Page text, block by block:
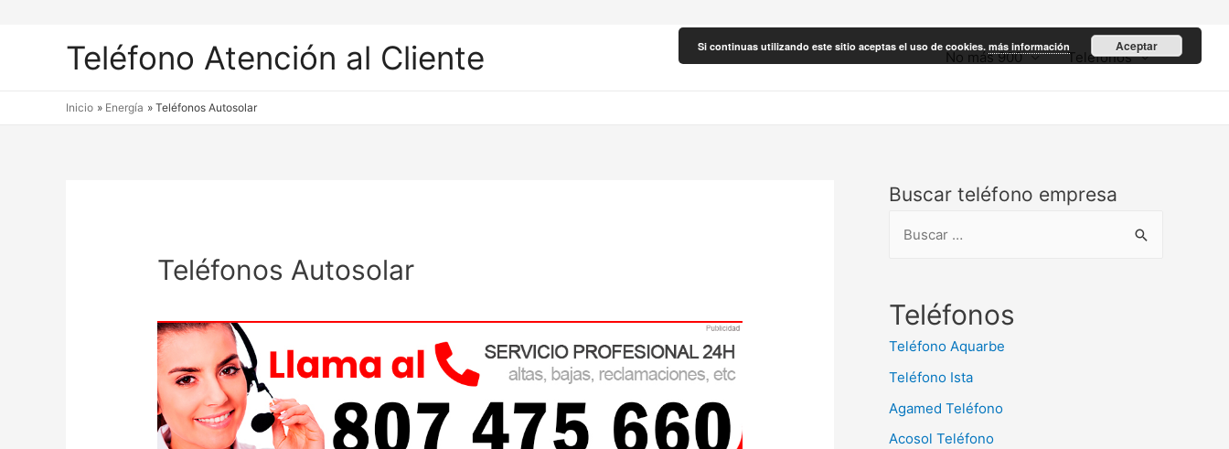
Teléfono Atención al Cliente No más 900 Teléfonos
Inicio Energía Teléfonos Autosolar
Teléfonos Autosolar
Buscar teléfono empresa
c
Teléfonos
Teléfono Aquarbe
Teléfono Ista
Agamed Teléfono
Acosol Teléfono
Si continuas utilizando este sitio aceptas el uso de cookies. más información Aceptar